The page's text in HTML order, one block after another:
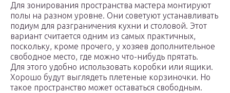
Для зонирования пространства мастера монтируют
полы на разном уровне. Они советуют устанавливать
подиум для разграничения кухни и столовой. Этот
вариант считается одним из самых практичных,
поскольку, кроме прочего, у хозяев дополнительное
свободное место, где можно что-нибудь прятать.
Для этого удобно использовать коробки или ящики.
Хорошо будут выглядеть плетеные корзиночки. Но
такое пространство может оставаться свободным.